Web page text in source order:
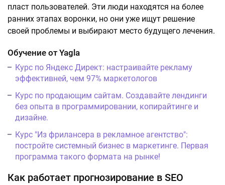
пласт пользователей. Эти люди находятся на более
ранних этапах воронки, но они уже ищут решение
своей проблемы и выбирают место будущего лечения.
Обучение от Yagla
Курс по Яндекс Директ: настраивайте рекламу
эффективней, чем 97% маркетологов
Курс по продающим сайтам. Создавайте лендинги
без опыта в программировании, копирайтинге и
дизайне.
Курс "Из фрилансера в рекламное агентство":
постройте системный бизнес в маркетинге. Первая
программа такого формата на рынке!
Как работает прогнозирование в SEO